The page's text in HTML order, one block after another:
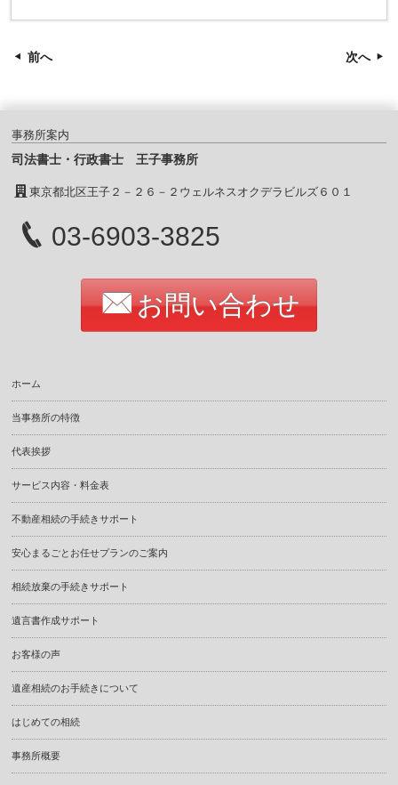
前へ 次へ
事務所案内
司法書士・行政書士 王子事務所
東京都北区王子２－２６－２ウェルネスオクデラビルズ６０１
03-6903-3825
お問い合わせ
ホーム
当事務所の特徴
代表挨拶
サービス内容・料金表
不動産相続の手続きサポート
安心まるごとお任せプランのご案内
相続放棄の手続きサポート
遺言書作成サポート
お客様の声
遺産相続のお手続きについて
はじめての相続
事務所概要